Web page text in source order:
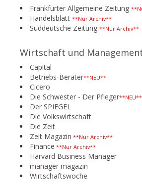
Frankfurter Allgemeine Zeitung
Handelsblatt **Nur Archiv**
Süddeutsche Zeitung **Nur Archiv**
Wirtschaft und
Capital
Betriebs-Berater**NEU**
Cicero
Die Schwester - Der Pfleger**NEU**
Der SPIEGEL
Die Volkswirtschaft
Die Zeit
Zeit Magazin **Nur Archiv**
Finance **Nur Archiv**
Harvard Business Manager
manager magazin
Wirtschaftswoche